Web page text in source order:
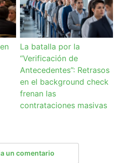
La batalla por la
“Verificación de
Antecedentes”: Retrasos
en el background check
frenan las
contrataciones masivas
un comentario